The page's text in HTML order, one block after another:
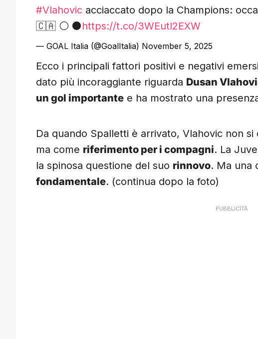
#Vlahovic acciaccato dopo la Champions:
🇨🇦 ⚪️ ⚫️https://t.co/3WEutl2EXW
— GOAL Italia (@GoalItalia) November 5, 2025
Ecco i principali fattori positivi e negativi
dato più incoraggiante riguarda Dusan
un gol importante e ha mostrato una
Da quando Spalletti è arrivato, Vlahovic non
ma come riferimento per i compagni. La
la spinosa questione del suo rinnovo. Ma una
fondamentale. (continua dopo la foto)